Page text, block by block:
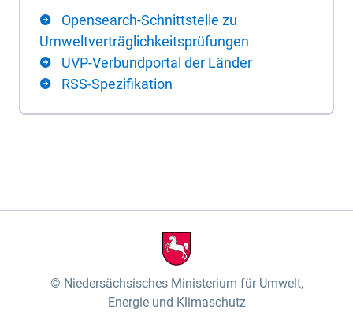
Opensearch-Schnittstelle zu
Umweltverträglichkeitsprüfungen
UVP-Verbundportal der Länder
RSS-Spezifikation
Niedersächsisches Ministerium für Umwelt,
Energie und Klimaschutz